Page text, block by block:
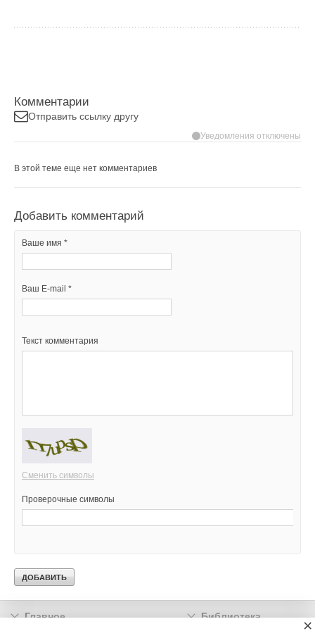
Комментарии
Отправить ссылку другу
Уведомления отключены
В этой теме еще нет комментариев
Добавить комментарий
Ваше имя *
Ваш E-mail *
Текст комментария
Сменить символы
Проверочные символы
Главное
Библиотека
×